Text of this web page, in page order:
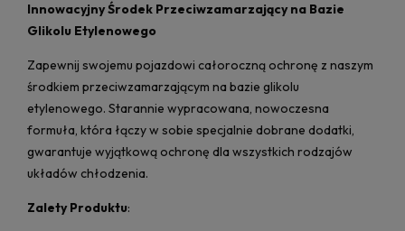
Innowacyjny Środek Przeciwzamarzający na Bazie
Glikolu Etylenowego
Zapewnij swojemu pojazdowi całoroczną ochronę z naszym
środkiem przeciwzamarzającym na bazie glikolu
etylenowego. Starannie wypracowana, nowoczesna
formuła, która łączy w sobie specjalnie dobrane dodatki,
gwarantuje wyjątkową ochronę dla wszystkich rodzajów
układów chłodzenia.
Zalety Produktu: